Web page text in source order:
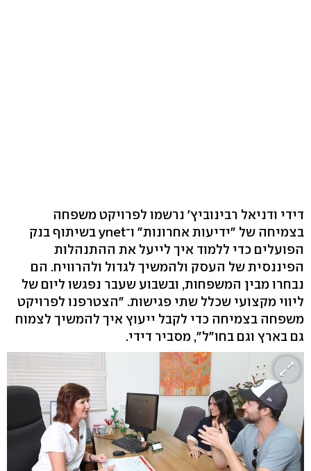
דידי ודניאל רבינוביץ' נרשמו לפרויקט משפחה
בצמיחה של "ידיעות אחרונות" ו־ynet בשיתוף בנק
הפועלים כדי ללמוד איך לייעל את ההתנהלות
הפיננסית של העסק ולהמשיך לגדול ולהרוויח. הם
נבחרו מבין המשפחות, ובשבוע שעבר נפגשו ליום של
ליווי מקצועי שכלל שתי פגישות. "הצטרפנו לפרויקט
משפחה בצמיחה כדי לקבל ייעוץ איך להמשיך לצמוח
גם בארץ וגם בחו"ל", מסביר דידי.